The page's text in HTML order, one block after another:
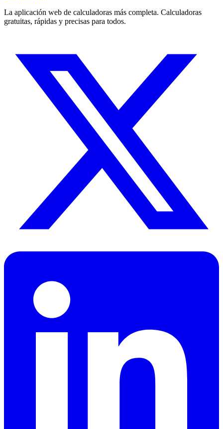
La aplicación web de calculadoras más completa. Calculadoras
gratuitas, rápidas y precisas para todos.